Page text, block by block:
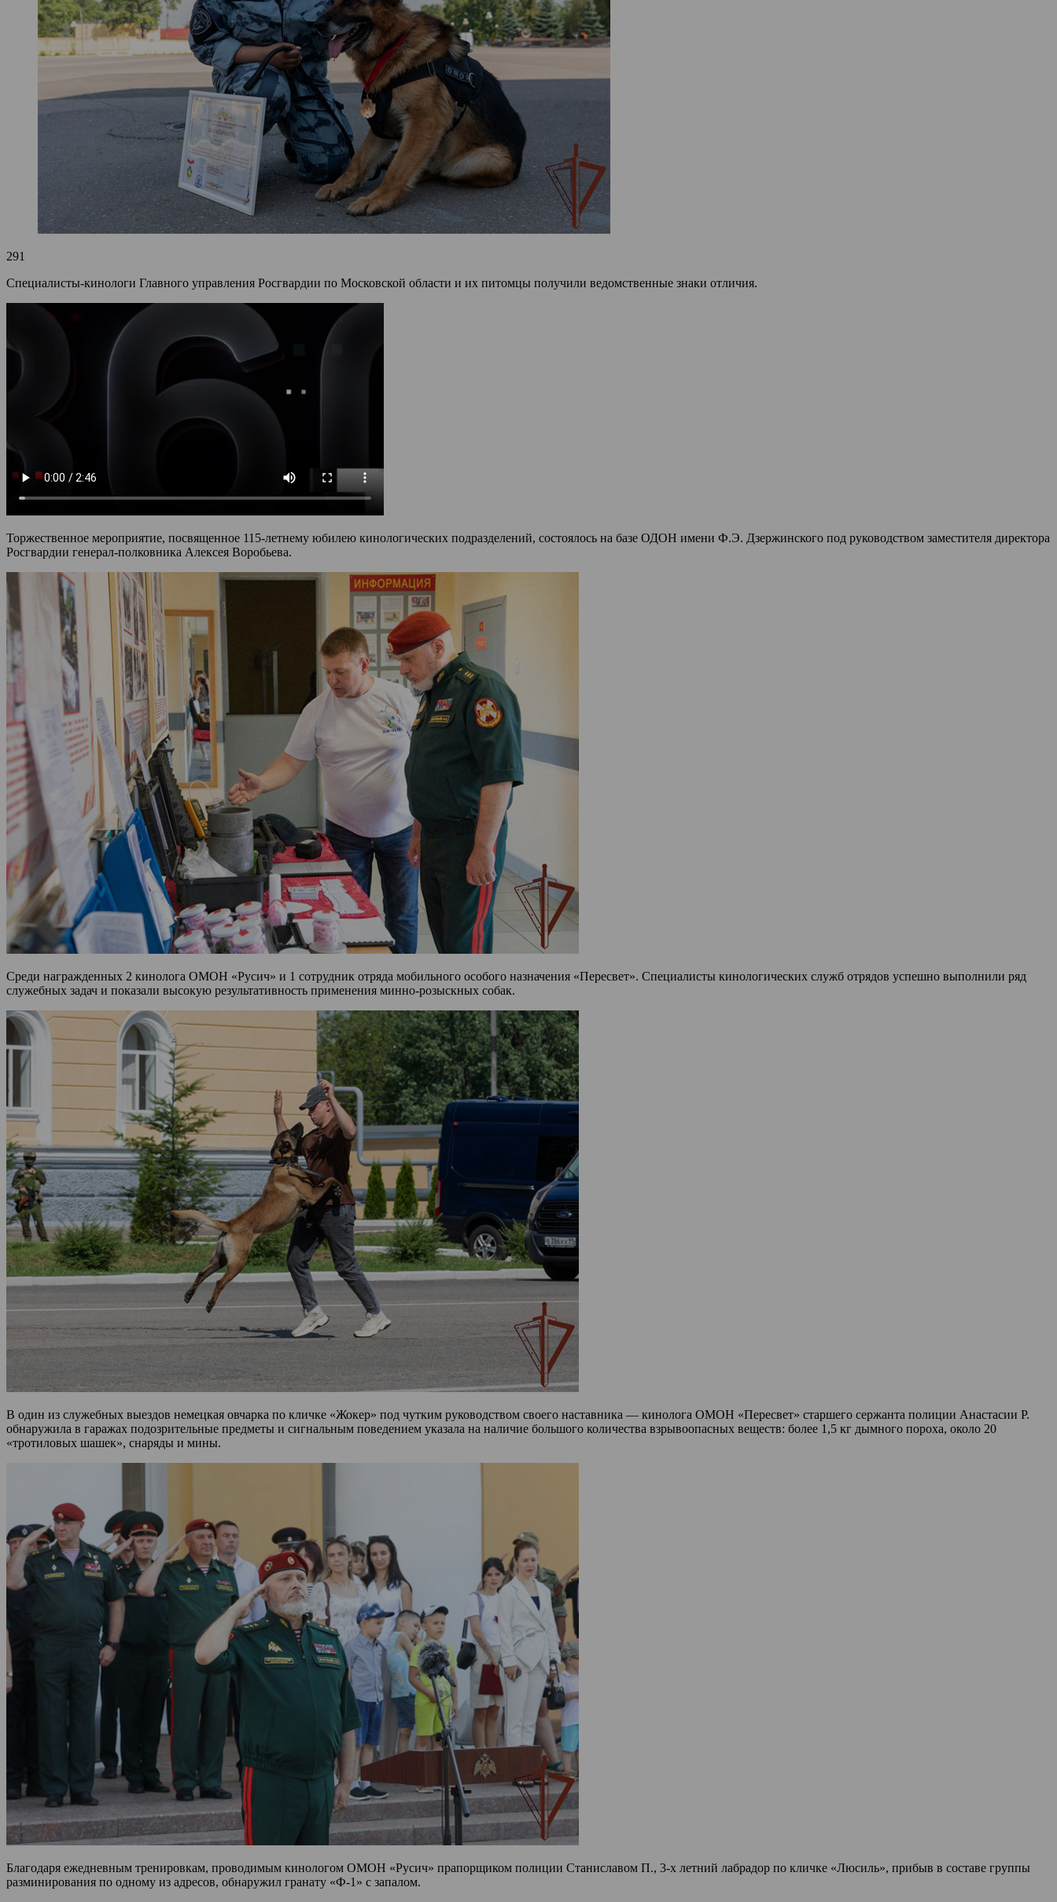
291
Специалисты-кинологи Главного управления Росгвардии по Московской области и их питомцы получили ведомственные знаки отличия.
Торжественное мероприятие, посвященное 115-летнему юбилею кинологических подразделений, состоялось на базе ОДОН имени Ф.Э. Дзержинского под руководством заместителя директора
Росгвардии генерал-полковника Алексея Воробьева.
Среди награжденных 2 кинолога ОМОН «Русич» и 1 сотрудник отряда мобильного особого назначения «Пересвет». Специалисты кинологических служб отрядов успешно выполнили ряд
служебных задач и показали высокую результативность применения минно-розыскных собак.
В один из служебных выездов немецкая овчарка по кличке «Жокер» под чутким руководством своего наставника — кинолога ОМОН «Пересвет» старшего сержанта полиции Анастасии Р.
обнаружила в гаражах подозрительные предметы и сигнальным поведением указала на наличие большого количества взрывоопасных веществ: более 1,5 кг дымного пороха, около 20
«тротиловых шашек», снаряды и мины.
Благодаря ежедневным тренировкам, проводимым кинологом ОМОН «Русич» прапорщиком полиции Станиславом П., 3-х летний лабрадор по кличке «Люсиль», прибыв в составе группы
разминирования по одному из адресов, обнаружил гранату «Ф-1» с запалом.